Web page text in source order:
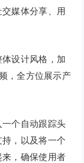
媒体分享、用
设计风格，加
，全方位展示产
个自动跟踪头
，以及将一个
，确保使用者